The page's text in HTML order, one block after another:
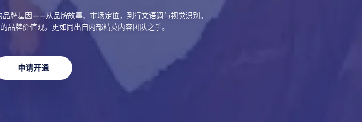
牌基因——从品牌故事、市场定位，到行文语调与视觉识别。
品牌价值观，更如同出自内部精英内容团队之手。
申请开通